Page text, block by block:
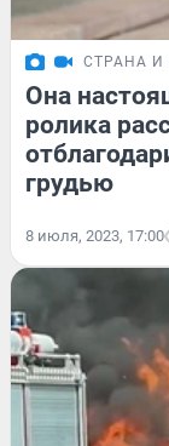
СТРАНА И
Она
ролика
грудью
8 июля, 2023, 17:00